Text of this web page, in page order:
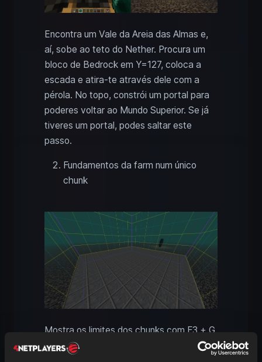
Encontra um Vale da Areia das Almas e,
aí, sobe ao teto do Nether. Procura um
bloco de Bedrock em Y=127, coloca a
escada e atira-te através dele com a
pérola. No topo, constrói um portal para
poderes voltar ao Mundo Superior. Se já
tiveres um portal, podes saltar este
passo.
Fundamentos da farm num único
chunk
Mostra os limites dos chunks com F3 + G.
Assim, podes construir a farm numa